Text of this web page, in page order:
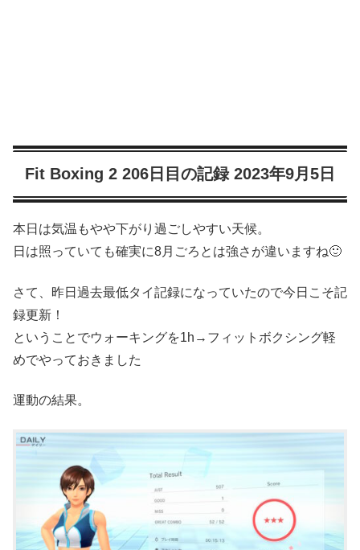
Fit Boxing 2 206日目の記録 2023年9月5日
本日は気温もやや下がり過ごしやすい天候。
日は照っていても確実に8月ごろとは強さが違いますね🙂
さて、昨日過去最低タイ記録になっていたので今日こそ記
録更新！
ということでウォーキングを1h→フィットボクシング軽
めでやっておきました
運動の結果。